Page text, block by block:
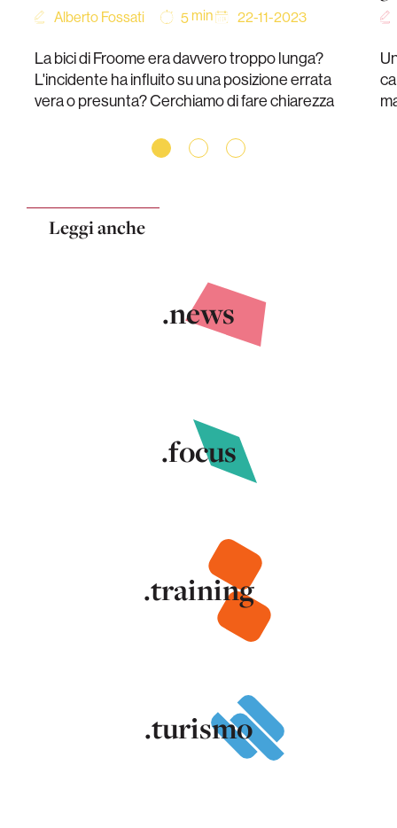
Alberto Fossati 5 min 22-11-2023
La bici di Froome era davvero troppo lunga?
L'incidente ha influito su una posizione errata
vera o presunta? Cerchiamo di fare chiarezza
Leggi anche
.news
.focus
.training
.turismo